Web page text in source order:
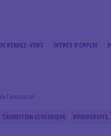
RENDEZ-VOUS OFFRES D'EMPLOI
l’innovation
TRANSITION ÉCOLOGIQUE BIODIVERSITÉ